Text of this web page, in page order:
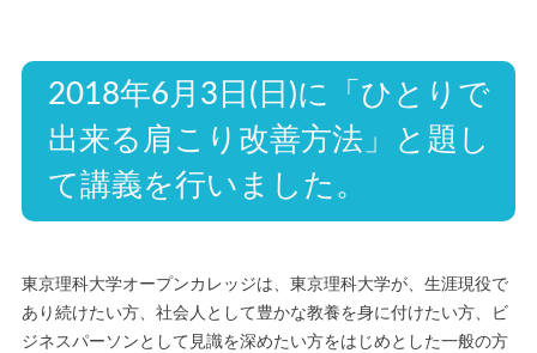
2018年6月3日(日)に「ひとりで
出来る肩こり改善方法」と題し
て講義を行いました。
東京理科大学オープンカレッジは、東京理科大学が、生涯現役で
あり続けたい方、社会人として豊かな教養を身に付けたい方、ビ
ジネスパーソンとして見識を深めたい方をはじめとした一般の方